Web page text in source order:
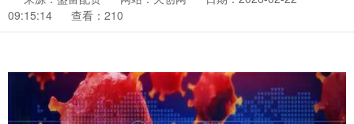
09:15:14
查看：210